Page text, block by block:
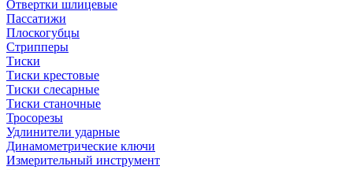
Отвертки шлицевые
Пассатижи
Плоскогубцы
Стрипперы
Тиски
Тиски крестовые
Тиски слесарные
Тиски станочные
Тросорезы
Удлинители ударные
Динамометрические ключи
Измерительный инструмент